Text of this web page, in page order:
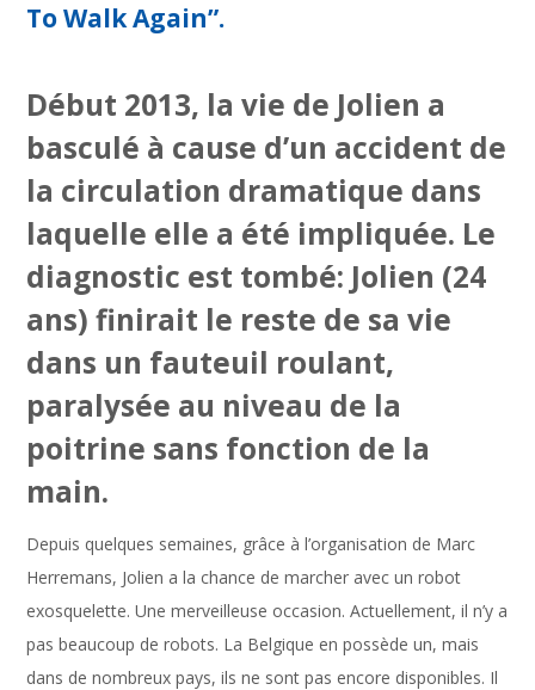
To Walk Again”.
Début 2013, la vie de Jolien a
basculé à cause d’un accident de
la circulation dramatique dans
laquelle elle a été impliquée. Le
diagnostic est tombé: Jolien (24
ans) finirait le reste de sa vie
dans un fauteuil roulant,
paralysée au niveau de la
poitrine sans fonction de la
main.
Depuis quelques semaines, grâce à l’organisation de Marc
Herremans, Jolien a la chance de marcher avec un robot
exosquelette. Une merveilleuse occasion. Actuellement, il n’y a
pas beaucoup de robots. La Belgique en possède un, mais
dans de nombreux pays, ils ne sont pas encore disponibles. Il